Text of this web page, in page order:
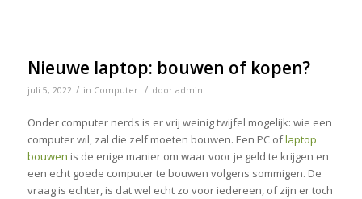
Nieuwe laptop: bouwen of kopen?
juli 5, 2022 / in Computer / door admin
Onder computer nerds is er vrij weinig twijfel mogelijk: wie een
computer wil, zal die zelf moeten bouwen. Een PC oflaptop
bouwen is de enige manier om waar voor je geld te krijgen en
een echt goede computer te bouwen volgens sommigen. De
vraag is echter, is dat wel echt zo voor iedereen, of zijn er toch